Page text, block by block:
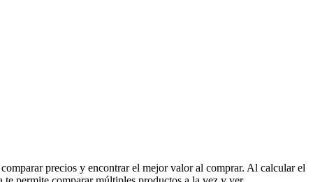
precios y encontrar el mejor valor al comprar. Al calcular el